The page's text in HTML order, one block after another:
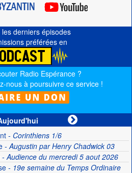
derniers épisodes
préférées en
Radio Espérance ?
nous à poursuivre ce service !
- Corinthiens 1/6
- Augustin par Henry Chadwick 03
- Audience du mercredi 5 aout 2026
- 19e semaine du Temps Ordinaire